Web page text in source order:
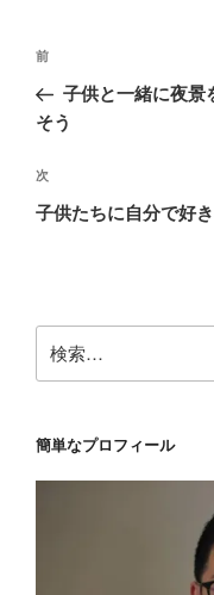
投
ナ
ゲ
ー
前
の
投
前
子供と一緒に夜景
そう
次
の
次
子供たちに自分で好
索:
簡単なプロフィール